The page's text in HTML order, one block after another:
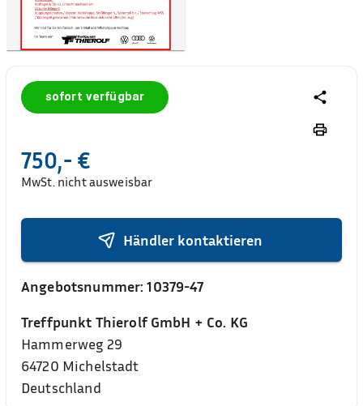
sofort verfügbar
750,- €
MwSt. nicht ausweisbar
Händler kontaktieren
Angebotsnummer:10379-47
Treffpunkt Thierolf GmbH + Co. KG
Hammerweg 29
64720 Michelstadt
Deutschland